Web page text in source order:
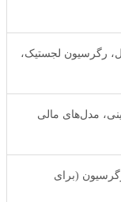
لجستیک،
مالی
(برای